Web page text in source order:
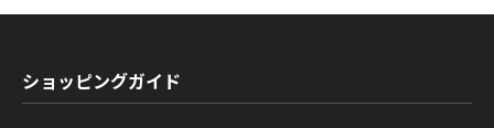
ショッピングガイド